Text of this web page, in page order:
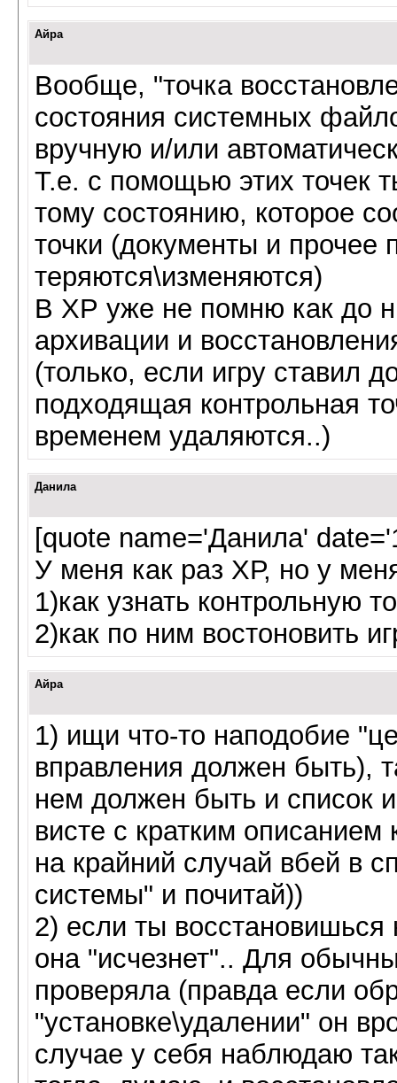
Айра
Вообще, "точка
состояния системных
вручную и/или
Т.е. с помощью этих точек
тому состоянию, которое
точки (документы и прочее
теряются\изменяются)
В ХР уже не помню как до
архивации и
(только, если игру ставил
подходящая контрольная
временем удаляются..)
Данила
[quote name='Данила'
У меня как раз ХР, но у
1)как узнать контрольную
2)как по ним востоновить
Айра
1) ищи что-то наподобие
вправления должен быть),
нем должен быть и список
висте с кратким
на крайний случай вбей в
системы" и почитай))
2) если ты восстановишься
она "исчезнет".. Для
проверяла (правда если
"установке\удалении" он
случае у себя наблюдаю